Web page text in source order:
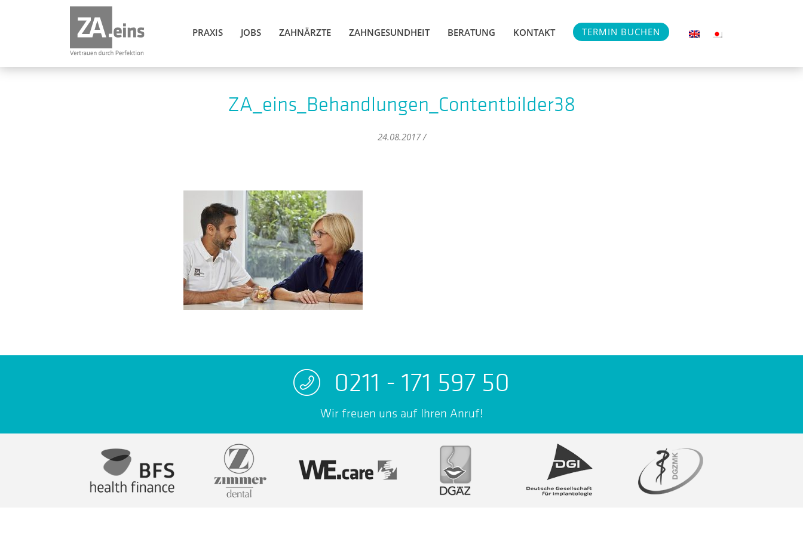
PRAXIS JOBS ZAHNÄRZTE ZAHNGESUNDHEIT BERATUNG KONTAKT TERMIN BUCHEN
ZA_eins_Behandlungen_Contentbilder38
24.08.2017 /
0211 - 171 597 50
Wir freuen uns auf Ihren Anruf!